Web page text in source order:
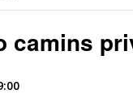
camins